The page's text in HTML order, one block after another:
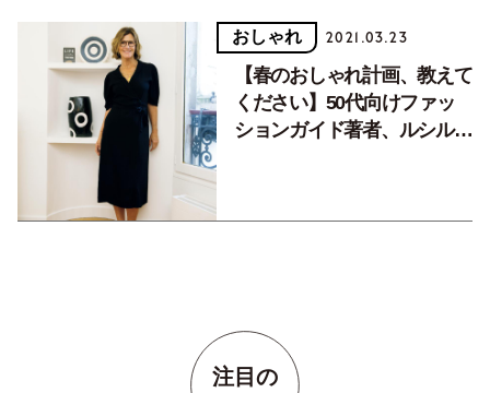
おしゃれ 2021.03.23
【春のおしゃれ計画、教えて
ください】50代向けファッ
ションガイド著者、ルシルさ
注目の